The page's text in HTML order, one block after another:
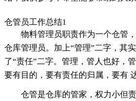
仓管员工作总结1
物料管理员职责作为一个仓管
仓库管理员。加上“管理”二字，其
了“责任”二字。管理，管人也好，
要有目的，要有责任的归属，要有
仓管是仓库的管家，权力小但